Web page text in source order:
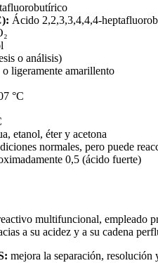
Ácido 2,2,3,3,4,4,4-
o análisis)
ligeramente amarillento
°C
etanol, éter y acetona
normales, pero puede
0,5 (ácido fuerte)
multifuncional, empleado
a su acidez y a su cadena
mejora la separación, resolución